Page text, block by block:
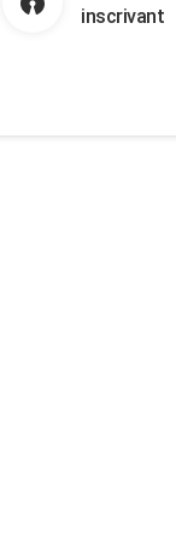
inscrivant